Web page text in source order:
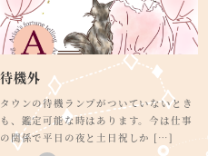
待機外
タウンの待機ランプがついていないとき
も、鑑定可能な時はあります。今は仕事
の関係で平日の夜と土日祝しか […]